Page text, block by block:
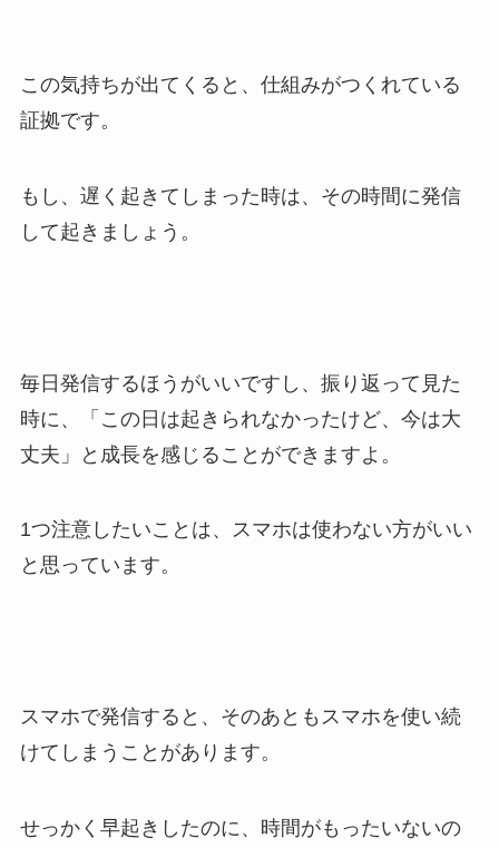
この気持ちが出てくると、仕組みがつくれている
証拠です。
もし、遅く起きてしまった時は、その時間に発信
して起きましょう。
毎日発信するほうがいいですし、振り返って見た
時に、「この日は起きられなかったけど、今は大
丈夫」と成長を感じることができますよ。
1つ注意したいことは、スマホは使わない方がいい
と思っています。
スマホで発信すると、そのあともスマホを使い続
けてしまうことがあります。
せっかく早起きしたのに、時間がもったいないの